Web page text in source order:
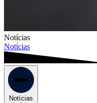
Notícias
Notícias
Notícias